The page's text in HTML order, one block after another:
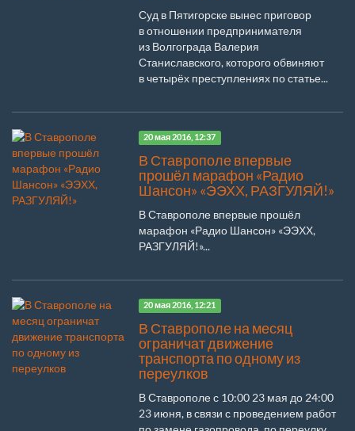
Суд в Пятигорске вынес приговор
в отношении предпринимателя
из Волгограда Валерия
Станиславского, которого обвиняют
в четырёх преступлениях по статье...
20 мая 2016, 12:37
В Ставрополе впервые
прошёл марафон «Радио
Шансон» «ЭЭХХ, РАЗГУЛЯЙ!»
В Ставрополе впервые прошёл
марафон «Радио Шансон» «ЭЭХХ,
РАЗГУЛЯЙ!»...
20 мая 2016, 12:21
В Ставрополе на месяц
ограничат движение
транспорта по одному из
переулков
В Ставрополе с 10:00 23 мая до 24:00
23 июня, в связи с проведением работ